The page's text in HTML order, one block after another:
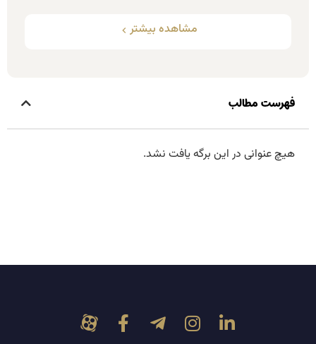
مشاهده بیشتر
فهرست مطالب
هیچ عنوانی در این برگه یافت نشد.